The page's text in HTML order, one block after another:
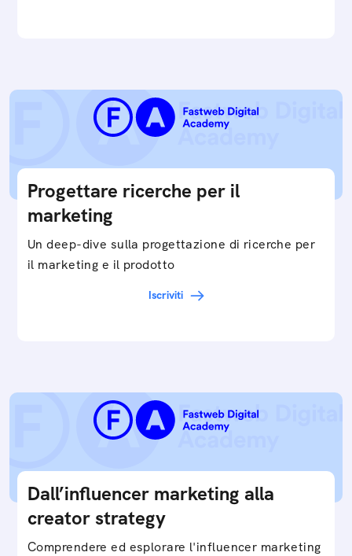
Progettare ricerche per il
marketing
Un deep-dive sulla progettazione di ricerche per
il marketing e il prodotto
Iscriviti
Dall’influencer marketing alla
creator strategy
Comprendere ed esplorare l'influencer marketing